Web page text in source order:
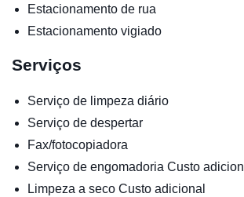
Estacionamento de rua
Estacionamento vigiado
Serviços
Serviço de limpeza diário
Serviço de despertar
Fax/fotocopiadora
Serviço de engomadoria Custo
Limpeza a seco Custo adicional